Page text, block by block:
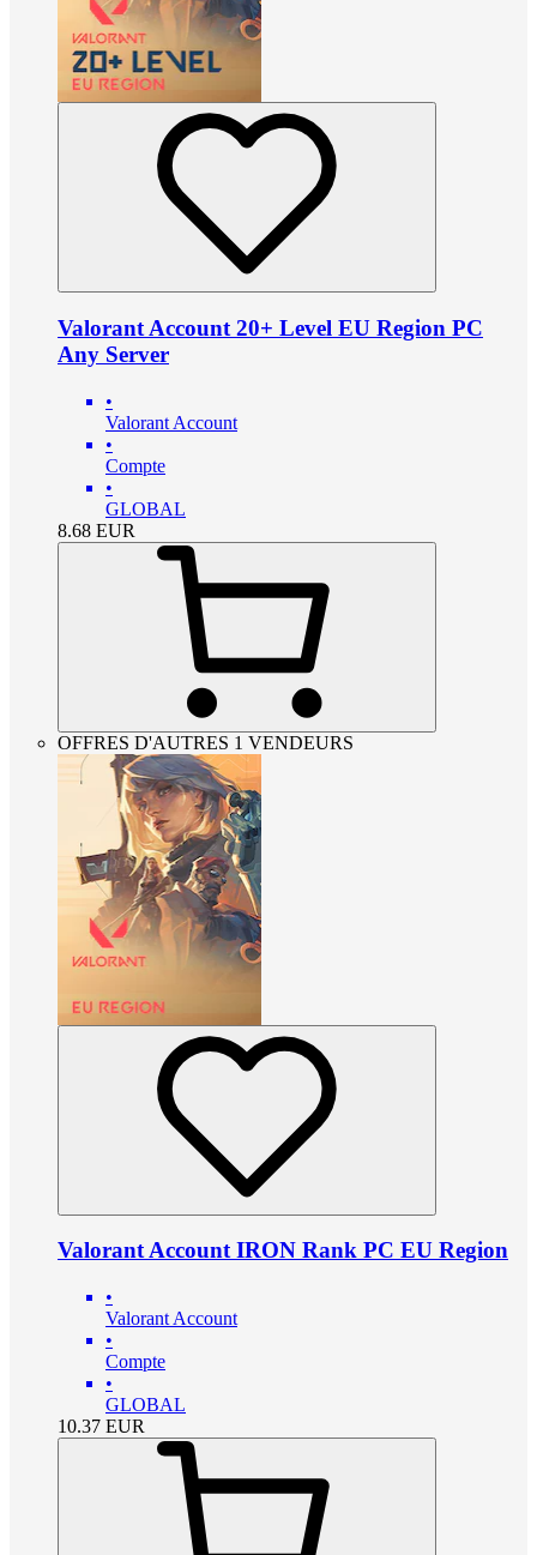
Valorant Account 20+ Level EU Region PC
Any Server
•
Valorant Account
•
Compte
•
GLOBAL
8.68 EUR
OFFRES D'AUTRES 1 VENDEURS
Valorant Account IRON Rank PC EU Region
•
Valorant Account
•
Compte
•
GLOBAL
10.37 EUR